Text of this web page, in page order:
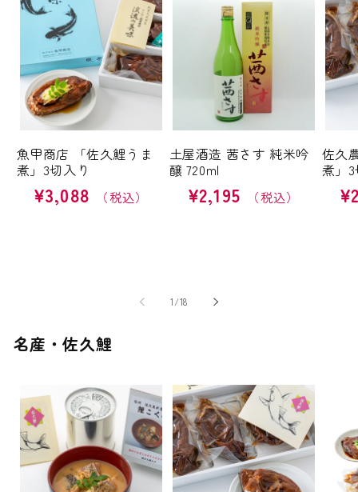
魚甲商店 「佐久鯉うま
煮」3切入り
通
¥3,088
土屋酒造 茜さす 純米吟
醸 720ml
通
¥2,195
佐久
煮」
通
1/の
18
名産・佐久鯉